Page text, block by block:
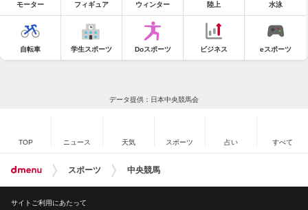
モーター フィギュア ウィンター 陸上 水泳
自転車 学生スポーツ Doスポーツ ビジネス eスポーツ
データ提供：日本中央競馬会
TOP ニュース 天気 スポーツ 占い すべて
スポーツ 中央競馬
サイトご利用にあたって